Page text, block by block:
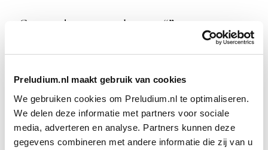
Preludium.nl maakt gebruik van cookies
We gebruiken cookies om Preludium.nl te optimaliseren.
We delen deze informatie met partners voor sociale
media, adverteren en analyse. Partners kunnen deze
gegevens combineren met andere informatie die zij van u
Geen resultaten gevonden voor “”.